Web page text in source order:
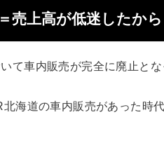
売上高が低迷したから
て車内販売が完全に廃止と
海道の車内販売があった時